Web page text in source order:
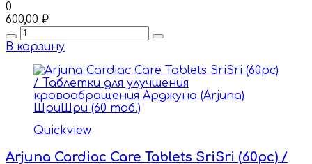
0
600,00 ₽
Quantity
В корзину
Quickview
Arjuna Cardiac Care Tablets SriSri (60pc) /